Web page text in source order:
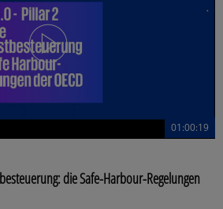
01:00:19
die Safe-Harbour-Regelungen